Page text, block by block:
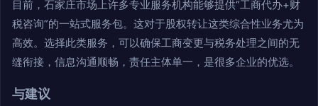
目前，石家庄市场上许多专业服务机构能够提供“工商代办+财
税咨询”的一站式服务包。这对于股权转让这类综合性业务尤为
高效。选择此类服务，可以确保工商变更与税务处理之间的无
缝衔接，信息沟通顺畅，责任主体单一，是很多企业的优选。
与建议